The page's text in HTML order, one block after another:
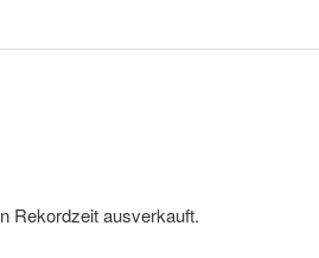
Rekordzeit ausverkauft.